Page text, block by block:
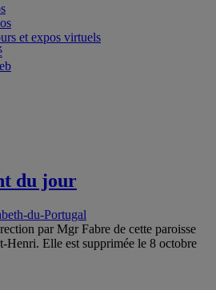
et expos virtuels
du jour
du-Portugal
par Mgr Fabre de cette paroisse
Henri. Elle est supprimée le 8 octobre